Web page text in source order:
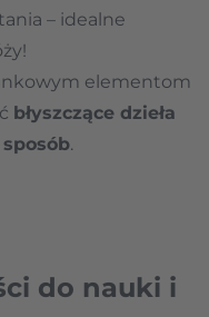
– idealne
elementom
błyszczące dzieła
.
do nauki i